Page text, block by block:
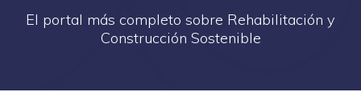
El portal más completo sobre Rehabilitación y
Construcción Sostenible